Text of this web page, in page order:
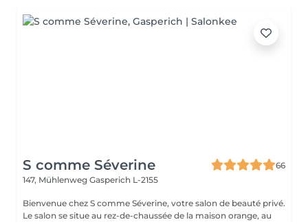
S comme Séverine
66
147, Mühlenweg Gasperich L-2155
Bienvenue chez S comme Séverine, votre salon de beauté privé.
Le salon se situe au rez-de-chaussée de la maison orange, au